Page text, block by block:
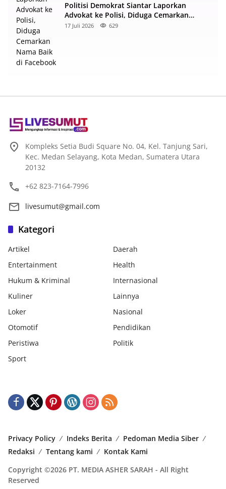
Politisi Demokrat Siantar Laporkan
Advokat ke Polisi, Diduga Cemarkan
Nama Baik di Facebook
17 Juli 2026 629
Kompleks Setia Budi Square No. 04, Kel. Tanjung Sari,
Kec. Medan Selayang, Kota Medan, Sumatera Utara
20132
+62 823-7164-7996
livesumut@gmail.com
Kategori
Artikel
Daerah
Entertainment
Health
Hukum & Kriminal
Internasional
Kuliner
Lainnya
Loker
Nasional
Otomotif
Pendidikan
Peristiwa
Politik
Sport
Privacy Policy Indeks Berita
Pedoman Media Siber
Redaksi
Tentang kami
Kontak Kami
Copyright ©2026 PT. MEDIA ASHER SARAH - All Right
Reserved